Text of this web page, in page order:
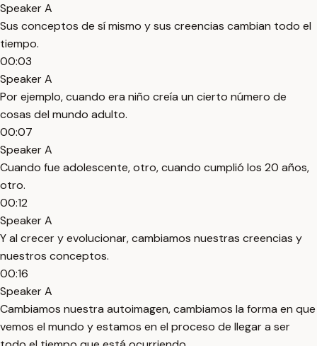
Speaker A
Sus conceptos de sí mismo y sus creencias cambian todo el
tiempo.
00:03
Speaker A
Por ejemplo, cuando era niño creía un cierto número de
cosas del mundo adulto.
00:07
Speaker A
Cuando fue adolescente, otro, cuando cumplió los 20 años,
otro.
00:12
Speaker A
Y al crecer y evolucionar, cambiamos nuestras creencias y
nuestros conceptos.
00:16
Speaker A
Cambiamos nuestra autoimagen, cambiamos la forma en que
vemos el mundo y estamos en el proceso de llegar a ser